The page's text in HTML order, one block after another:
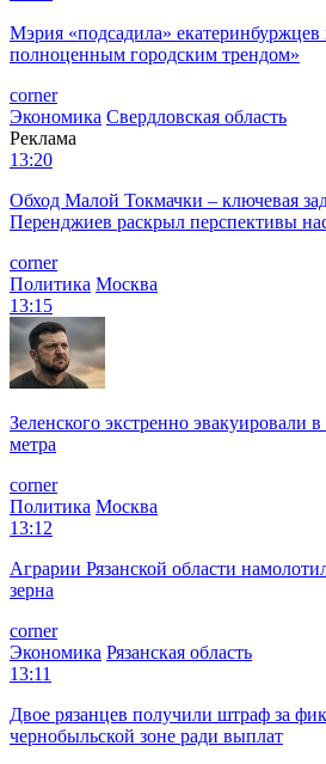
Мэрия «подсадила» екатеринбуржцев
полноценным городским трендом»
corner
Экономика Свердловская область
Реклама
13:20
Обход Малой Токмачки – ключевая
Перенджиев раскрыл перспективы
corner
Политика Москва
13:15
Зеленского экстренно эвакуировали
метра
corner
Политика Москва
13:12
Аграрии Рязанской области
зерна
corner
Экономика Рязанская область
13:11
Двое рязанцев получили штраф за
чернобыльской зоне ради выплат